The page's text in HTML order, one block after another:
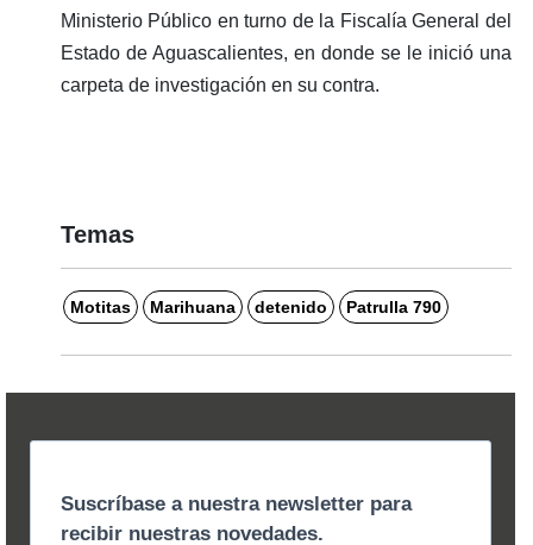
Ministerio Público en turno de la Fiscalía General del
Estado de Aguascalientes, en donde se le inició una
carpeta de investigación en su contra.
Temas
Motitas Marihuana detenido Patrulla 790